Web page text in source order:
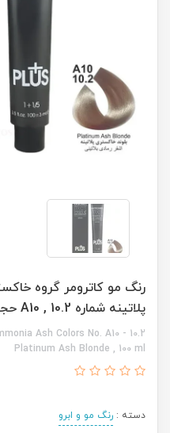
رنگ مو کاترومر گروه
پلاتینه شماره A10 , 10.2 حجم 100 میلی لیتر
Ash Colors No. A10 - 10.2
Platinum Ash Blonde , 100 ml
دسته : رنگ مو و ابرو